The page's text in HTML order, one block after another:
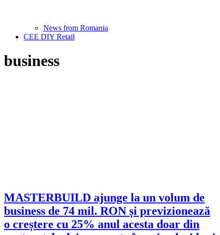
News from Romania
CEE DIY Retail
business
MASTERBUILD ajunge la un volum de
business de 74 mil. RON și previzionează
o creștere cu 25% anul acesta doar din